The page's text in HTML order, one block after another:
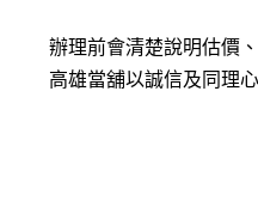
辦理前會清楚說明估價
高雄當舖以誠信及同理
當舖高市